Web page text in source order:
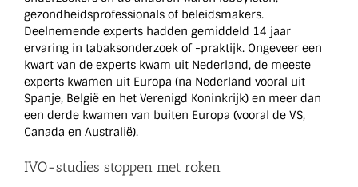
gezondheidsprofessionals of beleidsmakers.
Deelnemende experts hadden gemiddeld 14 jaar
ervaring in tabaksonderzoek of -praktijk. Ongeveer een
kwart van de experts kwam uit Nederland, de meeste
experts kwamen uit Europa (na Nederland vooral uit
Spanje, België en het Verenigd Koninkrijk) en meer dan
een derde kwamen van buiten Europa (vooral de VS,
Canada en Australië).
IVO-studies stoppen met roken